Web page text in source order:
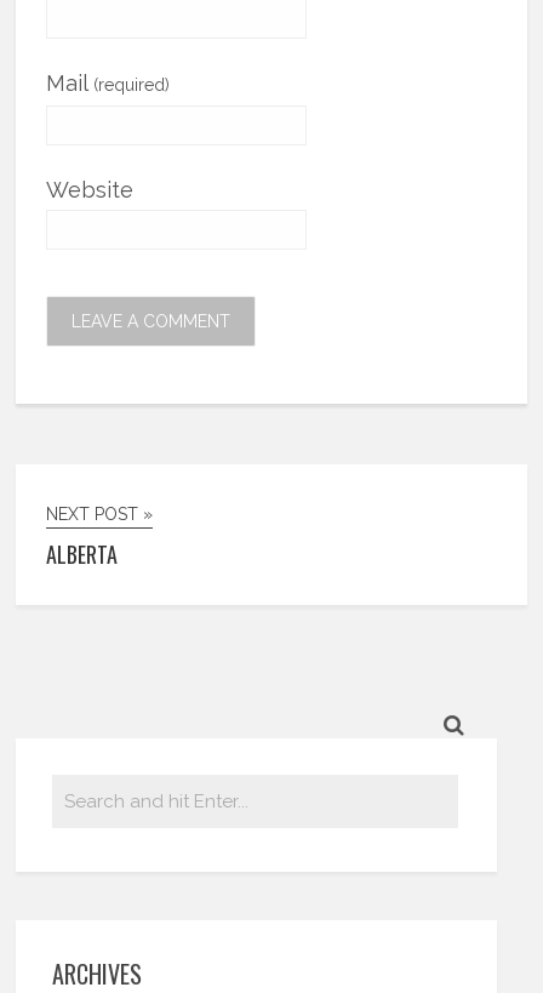
Mail (required)
Website
NEXT POST »
ALBERTA
ARCHIVES